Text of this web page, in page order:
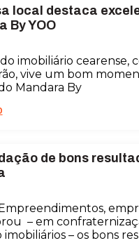
local destaca
By YOO
imobiliário cearense,
vive um bom
Mandara By
de bons
– em
imobiliários – os bons